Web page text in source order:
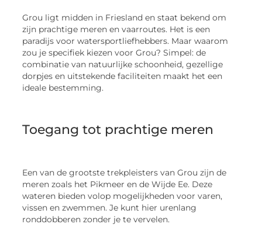
Grou ligt midden in Friesland en staat bekend om
zijn prachtige meren en vaarroutes. Het is een
paradijs voor watersportliefhebbers. Maar waarom
zou je specifiek kiezen voor Grou? Simpel: de
combinatie van natuurlijke schoonheid, gezellige
dorpjes en uitstekende faciliteiten maakt het een
ideale bestemming.
Toegang tot prachtige meren
Een van de grootste trekpleisters van Grou zijn de
meren zoals het Pikmeer en de Wijde Ee. Deze
wateren bieden volop mogelijkheden voor varen,
vissen en zwemmen. Je kunt hier urenlang
ronddobberen zonder je te vervelen.